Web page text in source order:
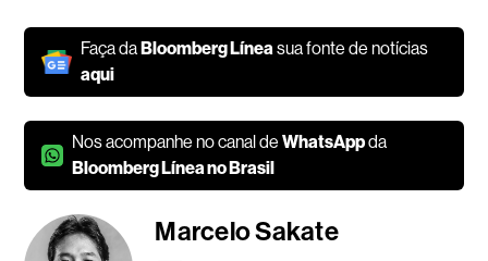
Faça daBloomberg Líneasua fonte de notícias
aqui
Nos acompanhe no canal deWhatsAppda
Bloomberg Línea no Brasil
Marcelo Sakate